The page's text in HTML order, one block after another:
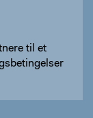
til et